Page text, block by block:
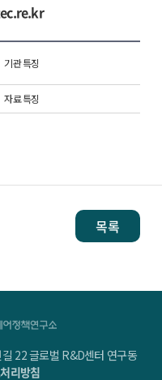
기관 특징
자료 특징
목록
22 글로벌 R&D센터 연구동
리방침